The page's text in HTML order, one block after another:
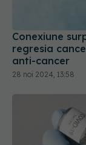
Conexiune
regresia
anti-cancer
28 noi 2024, 13:58